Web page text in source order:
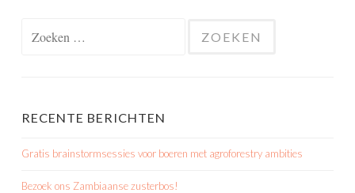
RECENTE BERICHTEN
Gratis brainstormsessies voor boeren met agroforestry ambities
Bezoek ons Zambiaanse zusterbos!